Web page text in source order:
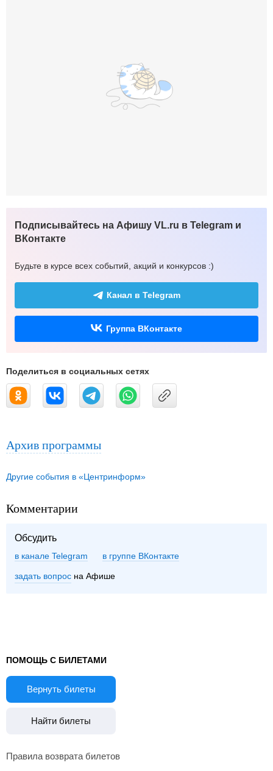
Подписывайтесь на Афишу VL.ru в Telegram и
ВКонтакте
Будьте в курсе всех событий, акций и конкурсов :)
Канал в Telegram
Группа ВКонтакте
Поделиться в социальных сетях
Архив программы
Другие события в «Центринформ»
Комментарии
Обсудить
в канале Telegram группе ВКонтакте
задать вопрос на Афише
ПОМОЩЬ С БИЛЕТАМИ
Вернуть билеты
Найти билеты
Правила возврата билетов